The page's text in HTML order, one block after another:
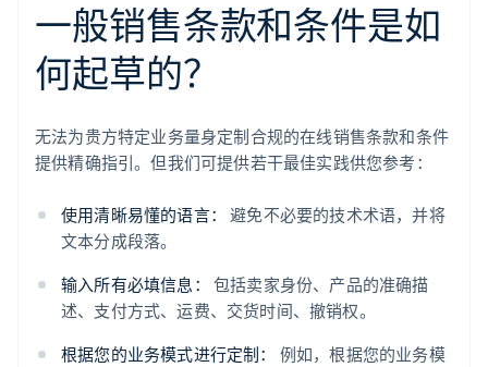
一般销售条款和条件是如
何起草的？
无法为贵方特定业务量身定制合规的在线销售条款和条件
提供精确指引。但我们可提供若干最佳实践供您参考：
使用清晰易懂的语言：
避免不必要的技术术语，并将
文本分成段落。
输入所有必填信息：
包括卖家身份、产品的准确描
述、支付方式、运费、交货时间、撤销权。
根据您的业务模式进行定制：
例如，根据您的业务模